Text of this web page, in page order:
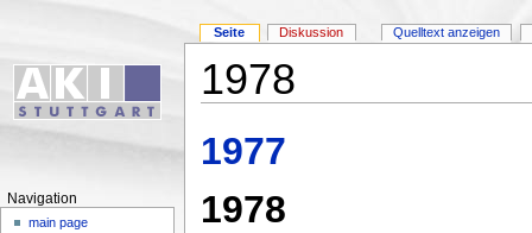
1978
1977
1978
Seite Diskussion Quelltext anzeigen
Navigation
main page